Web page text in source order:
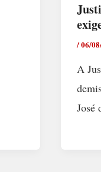
/06/
A
José